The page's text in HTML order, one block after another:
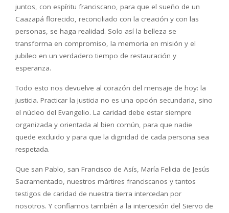
juntos, con espíritu franciscano, para que el sueño de un
Caazapá florecido, reconciliado con la creación y con las
personas, se haga realidad. Solo así la belleza se
transforma en compromiso, la memoria en misión y el
jubileo en un verdadero tiempo de restauración y
esperanza.
Todo esto nos devuelve al corazón del mensaje de hoy: la
justicia. Practicar la justicia no es una opción secundaria, sino
el núcleo del Evangelio. La caridad debe estar siempre
organizada y orientada al bien común, para que nadie
quede excluido y para que la dignidad de cada persona sea
respetada.
Que san Pablo, san Francisco de Asís, María Felicia de Jesús
Sacramentado, nuestros mártires franciscanos y tantos
testigos de caridad de nuestra tierra intercedan por
nosotros. Y confiamos también a la intercesión del Siervo de